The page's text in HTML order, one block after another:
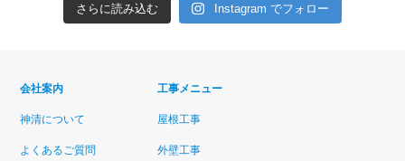
さらに読み込む Instagram でフォロー
会社案内
神清について
よくあるご質問
工事メニュー
屋根工事
外壁工事